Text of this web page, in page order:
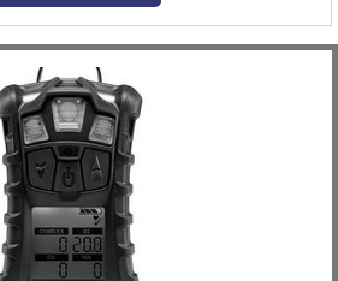
Queimadores Industriais...